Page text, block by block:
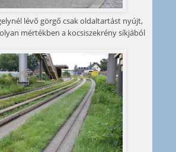
lévő görgő csak oldaltartást nyújt,
mértékben a kocsiszekrény síkjából